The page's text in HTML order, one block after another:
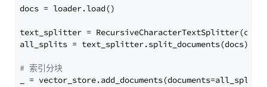
docs = loader.load()
text_splitter =
all_splits = text_splitter.split_documents(docs)
# 索引分块
_ = vector_store.add_documents(documents=all_splits)